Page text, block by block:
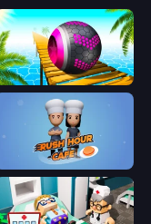
Rolling Balls Sea Race
Rush Hour Cafe